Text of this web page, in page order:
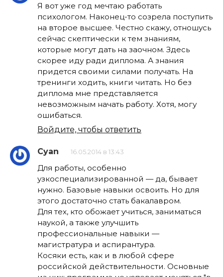
Я вот уже год мечтаю работать
психологом. Наконец-то созрела поступить
на второе высшее. Честно скажу, отношусь
сейчас скептически к тем знаниям,
которые могут дать на заочном. Здесь
скорее иду ради диплома. А знания
придется своими силами получать. На
тренинги ходить, книги читать. Но без
диплома мне представляется
невозможным начать работу. Хотя, могу
ошибаться.
Войдите, чтобы ответить
Cyan 16.05.2014 в 13:43
Для работы, особенно
узкоспециализированной — да, бывает
нужно. Базовые навыки освоить. Но для
этого достаточно стать бакалавром.
Для тех, кто обожает учиться, заниматься
наукой, а также улучшить
профессиональные навыки —
магистратура и аспирантура.
Косяки есть, как и в любой сфере
российской действительности. Основные